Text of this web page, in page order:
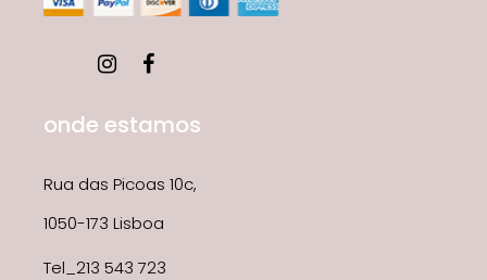
onde estamos
Rua das Picoas 10c,
1050-173 Lisboa
Tel_213 543 723